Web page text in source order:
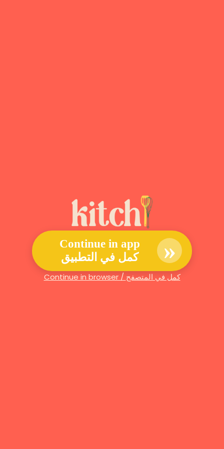
Continue in app
كمل في التطبيق
»
Continue in browser / كمل في المتصفح